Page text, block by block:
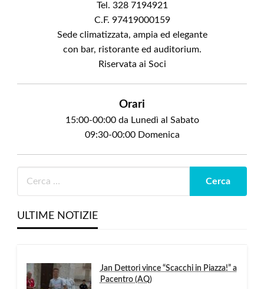
Tel. 328 7194921
C.F. 97419000159
Sede climatizzata, ampia ed elegante
con bar, ristorante ed auditorium.
Riservata ai Soci
Orari
15:00-00:00 da Lunedì al Sabato
09:30-00:00 Domenica
ULTIME NOTIZIE
Jan Dettori vince “Scacchi in Piazza!” a
Pacentro (AQ)